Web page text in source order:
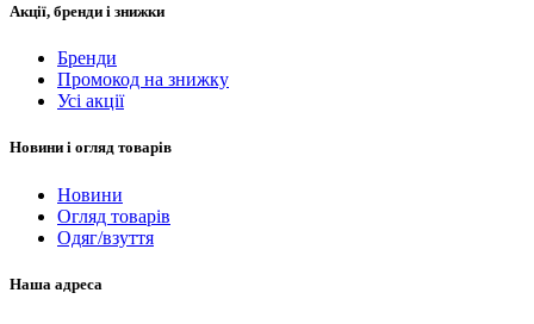
Акції, бренди і знижки
Бренди
Промокод на знижку
Усі акції
Новини і огляд товарів
Новини
Огляд товарів
Одяг/взуття
Наша адреса